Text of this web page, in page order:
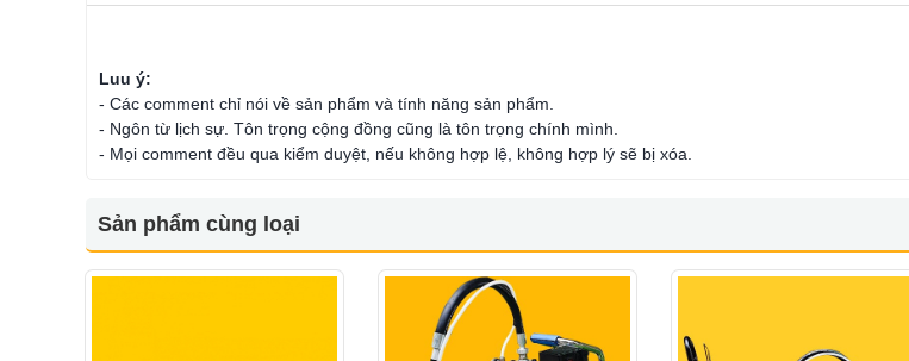
Luu ý:
- Các comment chỉ nói về sản phẩm và tính năng sản phẩm.
- Ngôn từ lịch sự. Tôn trọng cộng đồng cũng là tôn trọng chính mình.
- Mọi comment đều qua kiểm duyệt, nếu không hợp lệ, không hợp lý sẽ bị xóa.
Sản phẩm cùng loại